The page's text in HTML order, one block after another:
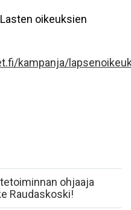
oikeuksien
kampanja/
ohjaaja
Raudaskoski!